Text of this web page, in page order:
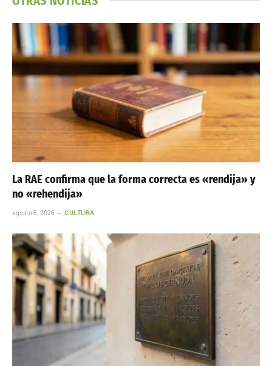
La RAE confirma que la forma correcta es «rendija» y
no «rehendija»
agosto 6, 2026 CULTURA